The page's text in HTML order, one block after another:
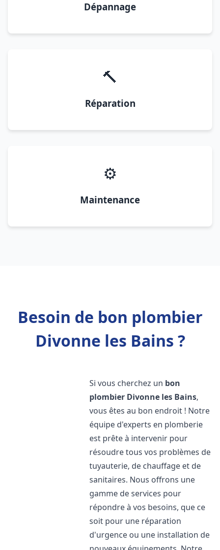
Dépannage
🔨
Réparation
⚙️
Maintenance
Besoin de bon plombier
Divonne les Bains ?
Si vous cherchez un bon
plombier Divonne les Bains,
vous êtes au bon endroit ! Notre
équipe d'experts en plomberie
est prête à intervenir pour
résoudre tous vos problèmes de
tuyauterie, de chauffage et de
sanitaires. Nous offrons une
gamme de services pour
répondre à vos besoins, que ce
soit pour une réparation
d'urgence ou une installation de